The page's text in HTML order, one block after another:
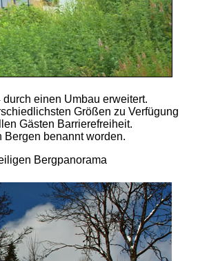
einen Umbau erweitert.
Größen zu Verfügung
Gästen Barrierefreiheit.
benannt worden.
Bergpanorama